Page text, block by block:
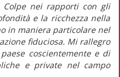
nei rapporti con gli
e la ricchezza nella
in maniera particolare nel
fiduciosa. Mi rallegro
coscientemente e di
e private nel campo